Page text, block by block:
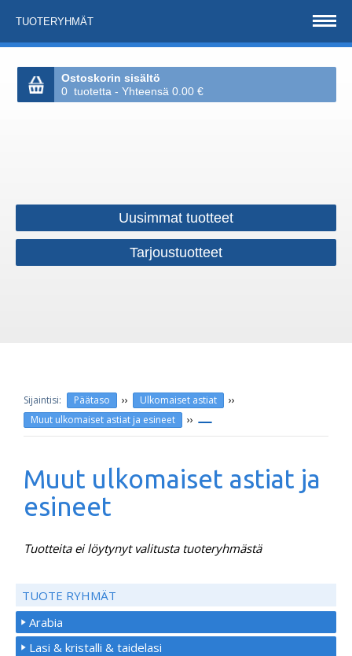
TUOTERYHMÄT
Ostoskorin sisältö
0 tuotetta - Yhteensä 0.00 €
Uusimmat tuotteet
Tarjoustuotteet
Päätaso ›› Ulkomaiset astiat ››
Muut ulkomaiset astiat ja esineet ››
Muut ulkomaiset astiat ja
esineet
Tuotteita ei löytynyt valitusta tuoteryhmästä
TUOTE RYHMÄT
Arabia
Lasi & kristalli & taidelasi